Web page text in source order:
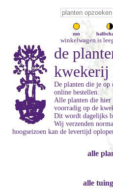
zon
winkelwagen is
de
kwekerij
De planten die je
online bestellen.
Alle planten die hier
voorradig op de
Dit wordt dagelijks
Wij verzenden
hoogseizoen kan de levertijd
alle
alle